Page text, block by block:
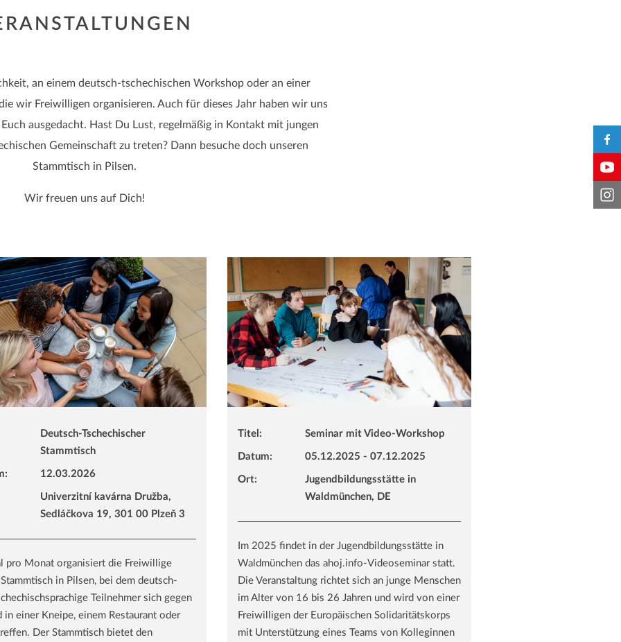
an einem deutsch-tschechischen Workshop oder an einer
wir Freiwilligen organisieren. Auch für dieses Jahr haben wir uns
ausgedacht. Hast Du Lust, regelmäßig in Kontakt mit jungen
Gemeinschaft zu treten? Dann besuche doch unseren
Stammtisch in Pilsen.
Wir freuen uns auf Dich!
Deutsch-Tschechischer
Stammtisch
12.03.2026
Univerzitní kavárna Družba,
Sedláčkova 19, 301 00 Plzeň 3
pro Monat organisiert die Freiwillige
in Pilsen, bei dem deutsch-
Teilnehmer sich gegen
in einer Kneipe, einem Restaurant oder
Der Stammtisch bietet den
Titel: Seminar mit Video-Workshop
Datum: 05.12.2025 - 07.12.2025
Ort:
Jugendbildungsstätte in
Waldmünchen, DE
Im 2025 findet in der Jugendbildungsstätte in
Waldmünchen das ahoj.info-Videoseminar statt.
Die Veranstaltung richtet sich an junge Menschen
im Alter von 16 bis 26 Jahren und wird von einer
Freiwilligen der Europäischen Solidaritätskorps
mit Unterstützung eines Teams von Kolleginnen